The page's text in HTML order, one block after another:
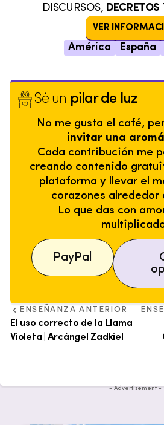
DISCURSOS, DECRETOS
VER
América España
Sé un pilar de luz
No me gusta el café,
invitar una
Cada contribución me
creando contenido
plataforma y llevar el
corazones alrededor
Lo que das con
PayPal
ENSEÑANZA ANTERIOR
El uso correcto de la Llama
Violeta | Arcángel Zadkiel
- Advertisement -